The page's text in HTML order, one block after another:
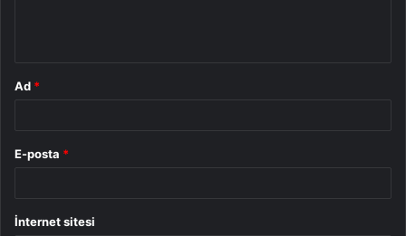
Ad *
E-posta *
İnternet sitesi